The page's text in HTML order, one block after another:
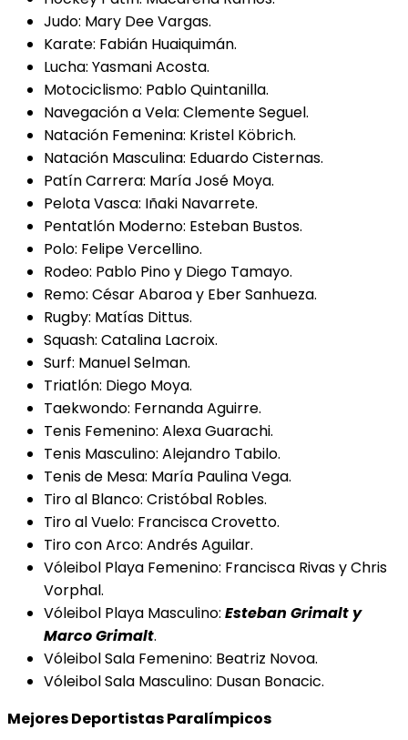
Judo: Mary Dee Vargas.
Karate: Fabián Huaiquimán.
Lucha: Yasmani Acosta.
Motociclismo: Pablo Quintanilla.
Navegación a Vela: Clemente Seguel.
Natación Femenina: Kristel Köbrich.
Natación Masculina: Eduardo Cisternas.
Patín Carrera: María José Moya.
Pelota Vasca: Iñaki Navarrete.
Pentatlón Moderno: Esteban Bustos.
Polo: Felipe Vercellino.
Rodeo: Pablo Pino y Diego Tamayo.
Remo: César Abaroa y Eber Sanhueza.
Rugby: Matías Dittus.
Squash: Catalina Lacroix.
Surf: Manuel Selman.
Triatlón: Diego Moya.
Taekwondo: Fernanda Aguirre.
Tenis Femenino: Alexa Guarachi.
Tenis Masculino: Alejandro Tabilo.
Tenis de Mesa: María Paulina Vega.
Tiro al Blanco: Cristóbal Robles.
Tiro al Vuelo: Francisca Crovetto.
Tiro con Arco: Andrés Aguilar.
Vóleibol Playa Femenino: Francisca Rivas y Chris
Vorphal.
Vóleibol Playa Masculino: Esteban Grimalt y
Marco Grimalt.
Vóleibol Sala Femenino: Beatriz Novoa.
Vóleibol Sala Masculino: Dusan Bonacic.
Mejores Deportistas Paralímpicos